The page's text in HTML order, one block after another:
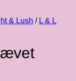
& Lush / L & L